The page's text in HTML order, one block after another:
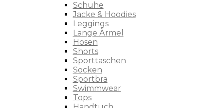
Schuhe
Jacke & Hoodies
Leggings
Lange Ärmel
Hosen
Shorts
Sporttaschen
Socken
Sportbra
Swimmwear
Tops